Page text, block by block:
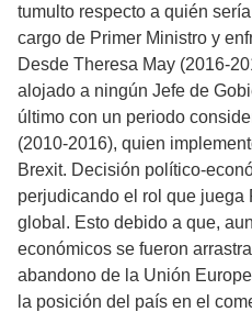
tumulto respecto a quién
cargo de Primer Ministro y
Desde Theresa May (2016-
alojado a ningún Jefe de
último con un periodo
(2010-2016), quien
Brexit. Decisión político-
perjudicando el rol que juega
global. Esto debido a que,
económicos se fueron
abandono de la Unión
la posición del país en el